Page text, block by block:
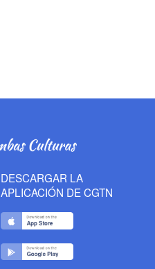
DESCARGAR LA
APLICACIÓN DE CGTN